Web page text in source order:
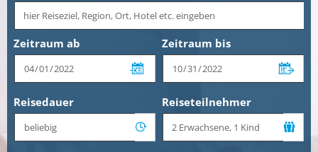
Zeitraum ab Zeitraum bis
Reisedauer Reiseteilnehmer